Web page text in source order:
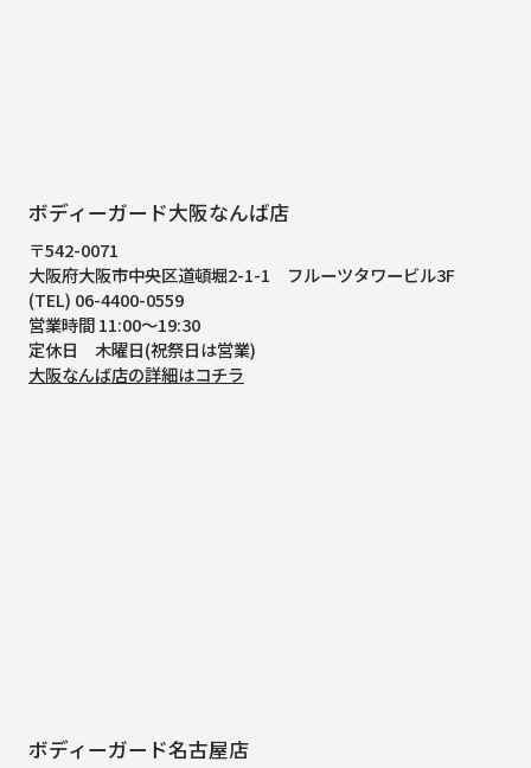
ボディーガード大阪なんば店
〒542-0071
大阪府大阪市中央区道頓堀2-1-1
フルーツタワービル3F
(TEL) 06-4400-0559
営業時間 11:00～19:30
定休日 木曜日(祝祭日は営業)
大阪なんば店の詳細はコチラ
ボディーガード名古屋店